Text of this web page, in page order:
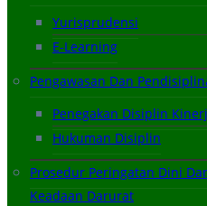
Yurisprudensi
E-Learning
Pengawasan Dan
Penegakan Disiplin
Hukuman Disiplin
Prosedur Peringatan Dini
Keadaan Darurat